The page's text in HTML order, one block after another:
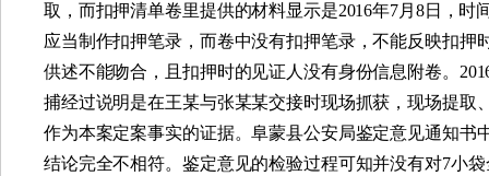
取，而扣押清单卷里提供的材料显示是2016年7月 8日，时
应当制作扣押笔录，而卷中没有扣押笔录，不能反映扣
供述不能吻合，且扣押时的见证人没有身份信息附卷。
捕经过说明是在王某与张某某交接时现场抓获，现场提
作为本案定案事实的证据。阜蒙县公安局鉴定意见通知书
结论完全不相符。鉴定意见的检验过程可知并没有对7小袋